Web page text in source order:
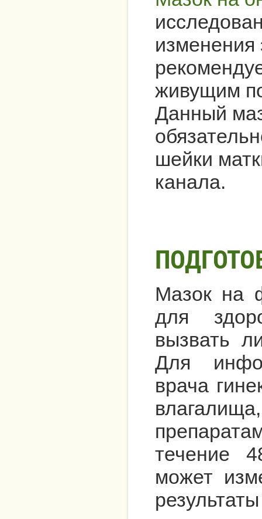
изменения
живущим
Данный
шейки
канала.
Мазок на
для
вызвать
Для
врача
течение
может